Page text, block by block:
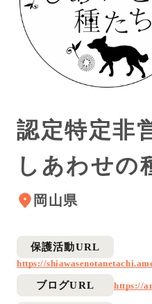
認定特定非
しあわせの
岡山県
保護活動URL
https://
ブログURL https://